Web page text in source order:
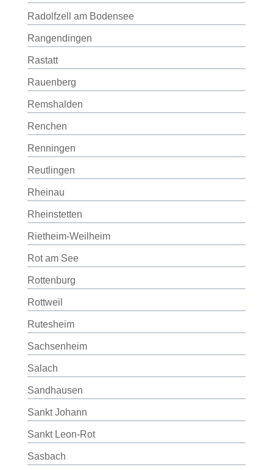
Radolfzell am Bodensee
Rangendingen
Rastatt
Rauenberg
Remshalden
Renchen
Renningen
Reutlingen
Rheinau
Rheinstetten
Rietheim-Weilheim
Rot am See
Rottenburg
Rottweil
Rutesheim
Sachsenheim
Salach
Sandhausen
Sankt Johann
Sankt Leon-Rot
Sasbach